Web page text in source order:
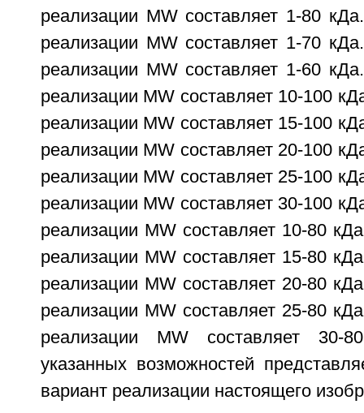
реализации MW составляет 1-80
реализации MW составляет 1-70
реализации MW составляет 1-60
реализации MW составляет 10-100
реализации MW составляет 15-100
реализации MW составляет 20-100
реализации MW составляет 25-100
реализации MW составляет 30-100
реализации MW составляет 10-80
реализации MW составляет 15-80
реализации MW составляет 20-80
реализации MW составляет 25-80
реализации MW составляет
указанных возможностей
вариант реализации настоящего